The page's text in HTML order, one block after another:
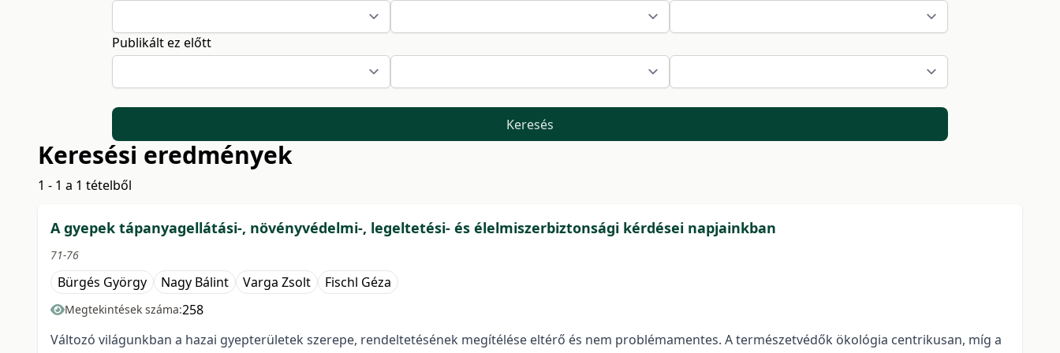
Publikált ez előtt
Keresés
Keresési eredmények
1 - 1 a 1 tételből
A gyepek tápanyagellátási-, növényvédelmi-, legeltetési- és élelmiszerbiztonsági kérdései napjainkban
71-76
Bürgés György Nagy Bálint Varga Zsolt Fischl Géza
Megtekintések száma:258
Változó világunkban a hazai gyepterületek szerepe, rendeltetésének megítélése eltérő és nem problémamentes. A természetvédők ökológia centrikusan, míg a